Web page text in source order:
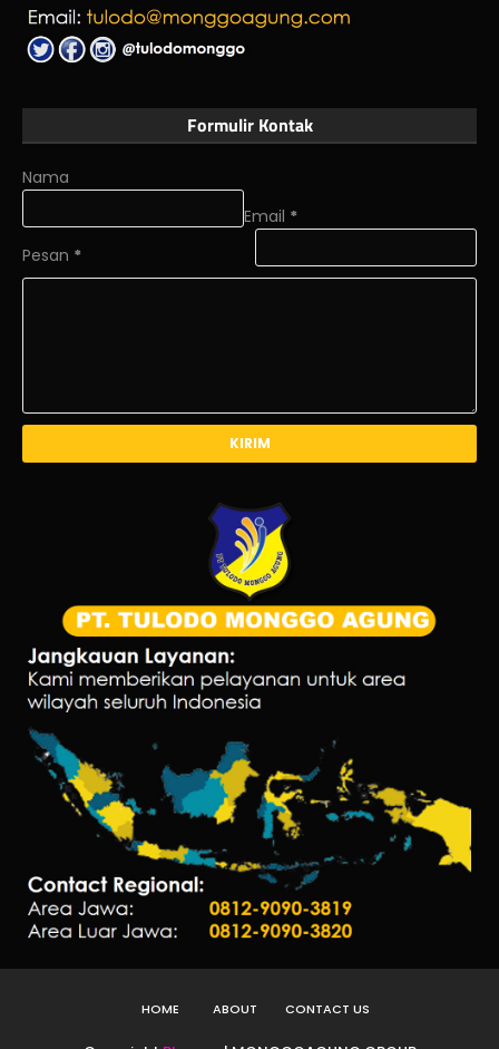
Formulir Kontak
Nama
Email *
Pesan *
HOME ABOUT CONTACT US